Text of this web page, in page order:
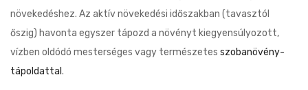
növekedéshez. Az aktív növekedési időszakban (tavasztól
őszig) havonta egyszer tápozd a növényt kiegyensúlyozott,
vízben oldódó mesterséges vagy természetes szobanövény-
tápoldattal .